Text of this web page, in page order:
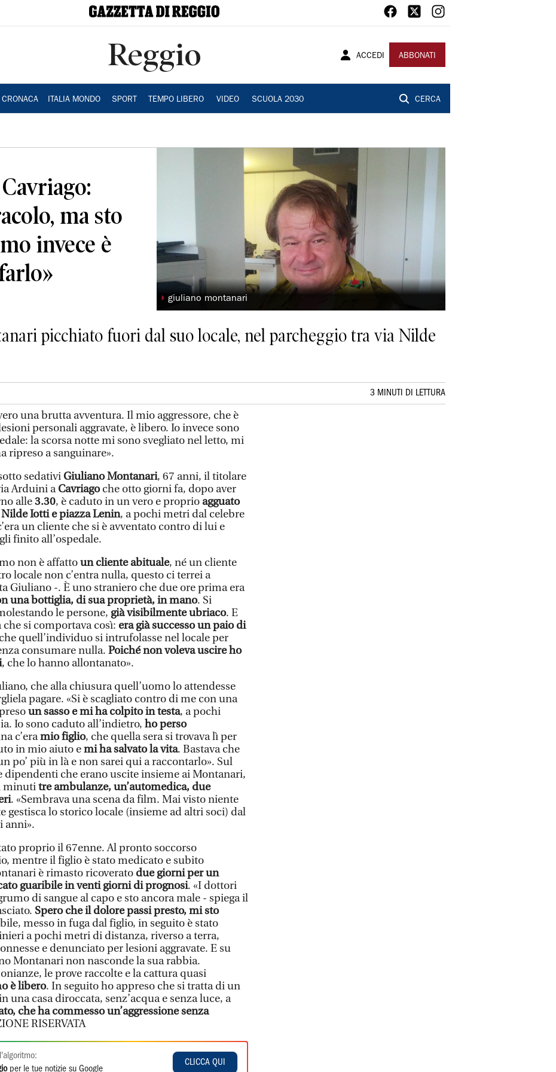
Reggio ACCEDI ABBONATI
CRONACA ITALIA MONDO SPORT TEMPO LIBERO VIDEO SCUOLA 2030 CERCA
ma sto
invece è
◗ giuliano montanari
picchiato fuori dal suo locale, nel parcheggio tra via Nilde
3 MINUTI DI LETTURA
una brutta avventura. Il mio aggressore, che è
personali aggravate, è libero. Io invece sono
la scorsa notte mi sono svegliato nel letto, mi
ripreso a sanguinare».
sedativiGiuliano Montanari, 67 anni, il titolare
Arduini aCavriagoche otto giorni fa, dopo aver
alle3.30, è caduto in un vero e proprio agguato
Iotti e piazza Lenin, a pochi metri dal celebre
un cliente che si è avventato contro di lui e
finito all’ospedale.
non è affattoun cliente abituale, né un cliente
locale non c’entra nulla, questo ci terrei a
Giuliano -. È uno straniero che due ore prima era
una bottiglia, di sua proprietà, in mano. Si
le persone, già visibilmente ubriaco. E
si comportava così: era già successo un paio di
quell’individuo si intrufolasse nel locale per
consumare nulla. Poiché non voleva uscire ho
, che lo hanno allontanato».
che alla chiusura quell’uomo lo attendesse
pagare. «Si è scagliato contro di me con una
un sasso e mi ha colpito in testa, a pochi
Io sono caduto all’indietro, ho perso
c’eramio figlio, che quella sera si trovava lì per
in mio aiuto emi ha salvato la vita. Bastava che
po’ più in là e non sarei qui a raccontarlo». Sul
dipendenti che erano uscite insieme ai Montanari,
minutitre ambulanze, un’automedica, due
. «Sembrava una scena da film. Mai visto niente
gestisca lo storico locale (insieme ad altri soci) dal
anni».
proprio il 67enne. Al pronto soccorso
mentre il figlio è stato medicato e subito
è rimasto ricoverato due giorni per un
guaribile in venti giorni di prognosi. «I dottori
di sangue al capo e sto ancora male - spiega il
Spero che il dolore passi presto, mi sto
messo in fuga dal figlio, in seguito è stato
a pochi metri di distanza, riverso a terra,
e denunciato per lesioni aggravate. E su
Montanari non nasconde la sua rabbia.
le prove raccolte e la cattura quasi
è libero. In seguito ho appreso che si tratta di un
una casa diroccata, senz’acqua e senza luce, a
che ha commesso un’aggressione senza
RISERVATA
per le tue notizie su Google
CLICCA QUI